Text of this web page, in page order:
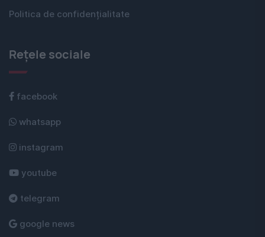
Politica de confidențialitate
Rețele sociale
facebook
whatsapp
instagram
youtube
telegram
google news